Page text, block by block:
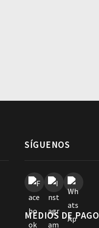
SÍGUENOS
MEDIOS DE PAGO